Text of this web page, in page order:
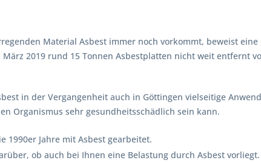
Material Asbest immer noch vorkommt, beweist eine
2019 rund 15 Tonnen Asbestplatten nicht weit entfernt
in der Vergangenheit auch in Göttingen vielseitige
Organismus sehr gesundheitsschädlich sein kann.
1990er Jahre mit Asbest gearbeitet.
ob auch bei Ihnen eine Belastung durch Asbest vorliegt.